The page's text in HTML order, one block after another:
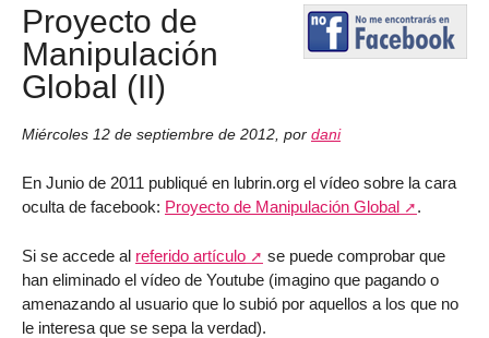
Proyecto de
Manipulación
Global (II)
Miércoles 12 de septiembre de 2012, por dani
En Junio de 2011 publiqué en lubrin.org el vídeo sobre la cara
oculta de facebook: Proyecto de Manipulación Global .
Si se accede al referido artículo
se puede comprobar que
han eliminado el vídeo de Youtube (imagino que pagando o
amenazando al usuario que lo subió por aquellos a los que no
le interesa que se sepa la verdad).